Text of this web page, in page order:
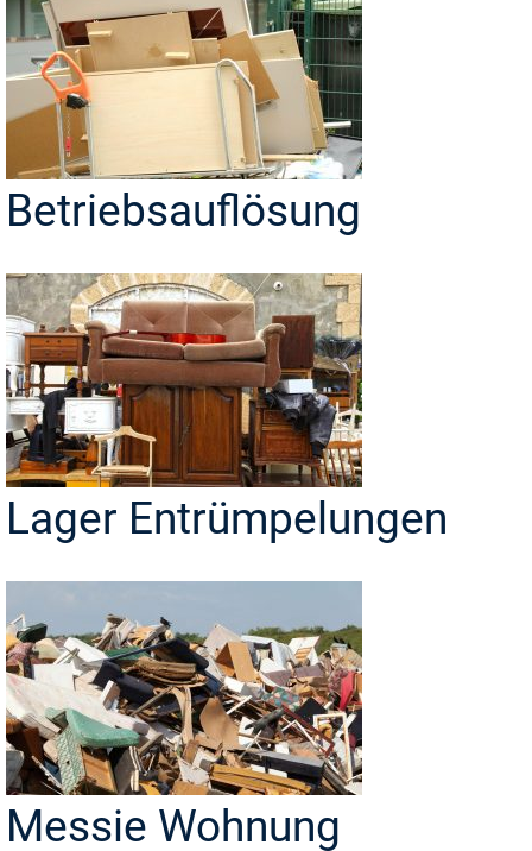
Betriebsauflösung
Lager Entrümpelungen
Messie Wohnung